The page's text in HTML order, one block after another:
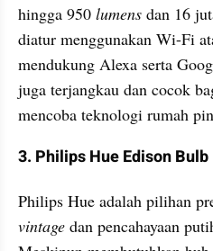
hingga 950 lumens dan 16
diatur menggunakan Wi-Fi
mendukung Alexa serta
juga terjangkau dan cocok
mencoba teknologi rumah
3. Philips Hue Edison Bulb
vintage dan pencahayaan